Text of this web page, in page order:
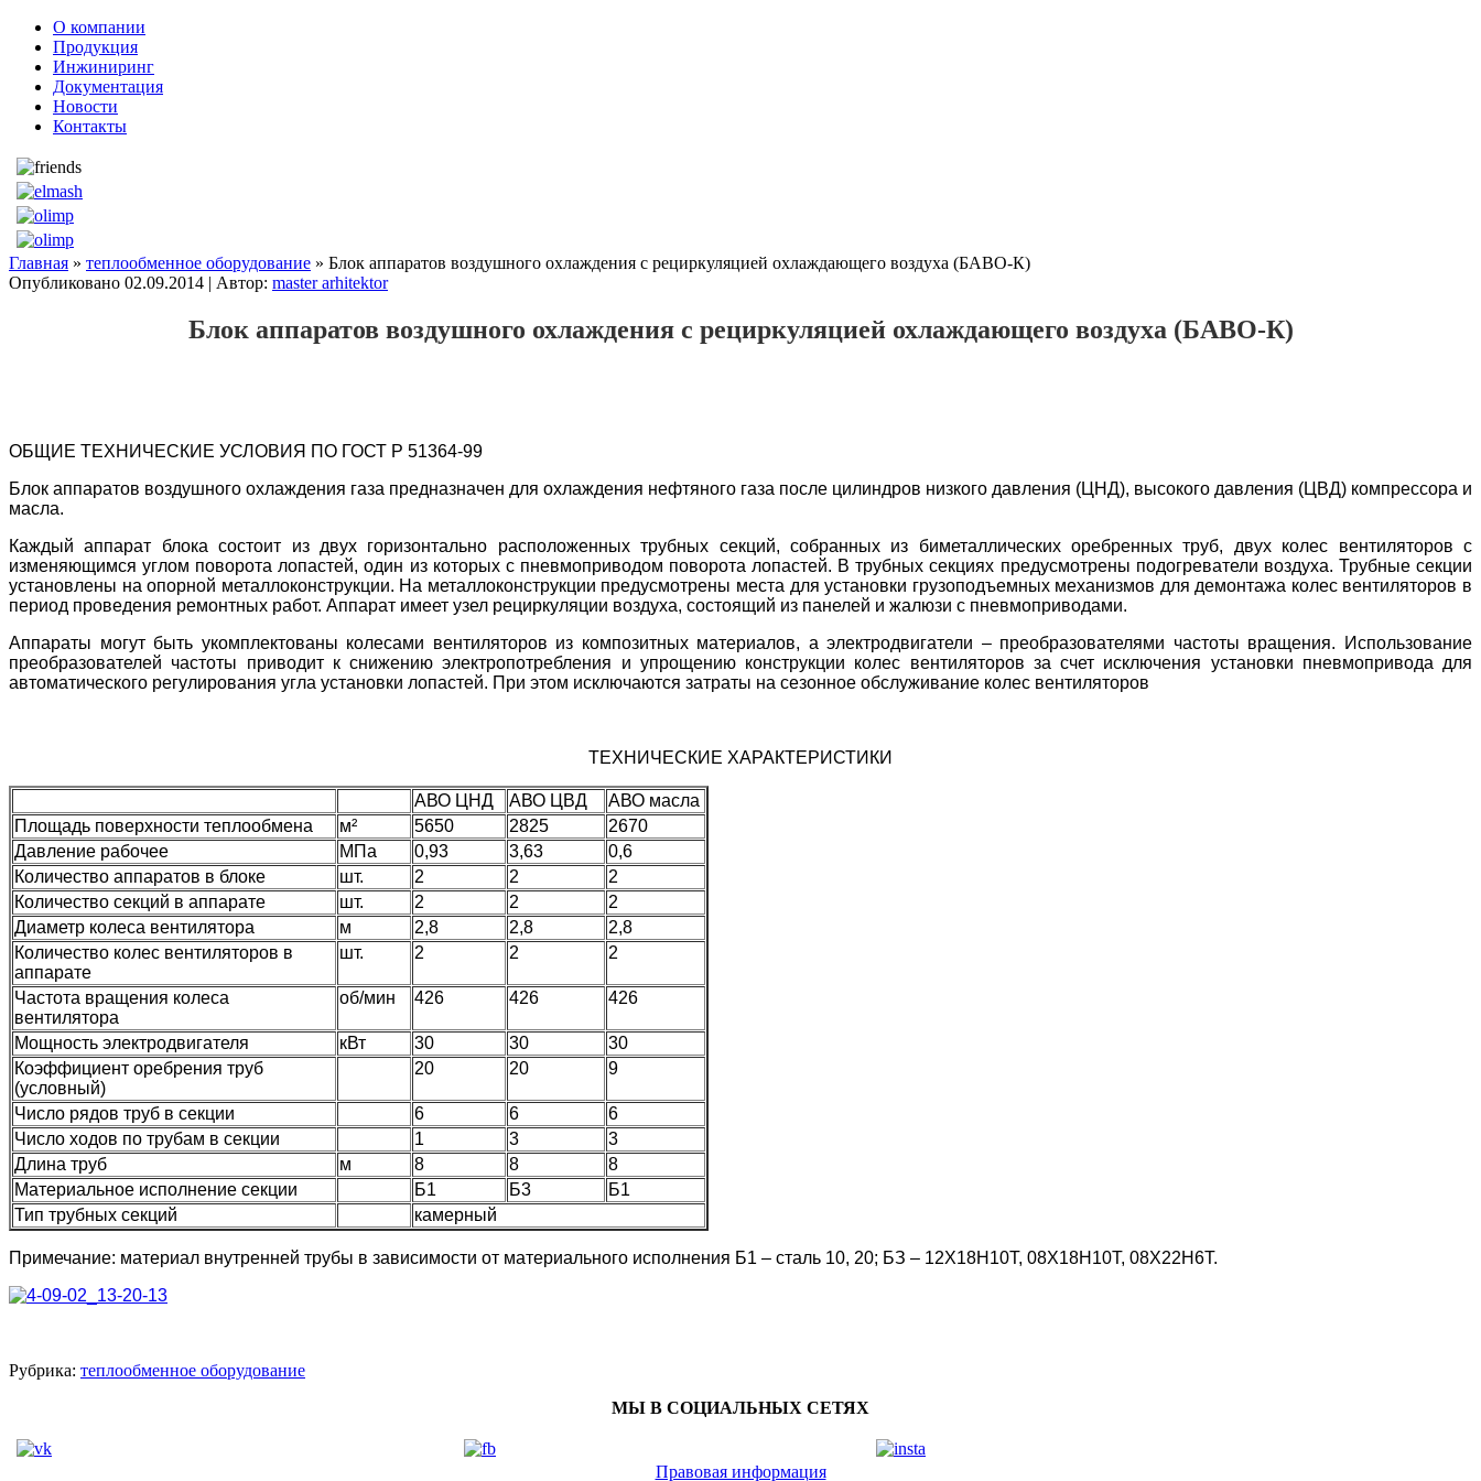
О компании
Продукция
Инжиниринг
Документация
Новости
Контакты
Главная » теплообменное оборудование » Блок аппаратов воздушного охлаждения с рециркуляцией охлаждающего воздуха (БАВО-К)
Опубликовано 02.09.2014 | Автор: master arhitektor
Блок аппаратов воздушного охлаждения с рециркуляцией охлаждающего воздуха (БАВО-К)
ОБЩИЕ ТЕХНИЧЕСКИЕ УСЛОВИЯ ПО ГОСТ Р 51364-99
Блок аппаратов воздушного охлаждения газа предназначен для охлаждения нефтяного газа после цилиндров низкого давления (ЦНД), высокого давления (ЦВД) компрессора и
масла.
Каждый аппарат блока состоит из двух горизонтально расположенных трубных секций, собранных из биметаллических оребренных труб, двух колес вентиляторов с
изменяющимся углом поворота лопастей, один из которых с пневмоприводом поворота лопастей. В трубных секциях предусмотрены подогреватели воздуха. Трубные секции
установлены на опорной металлоконструкции. На металлоконструкции предусмотрены места для установки грузоподъемных механизмов для демонтажа колес вентиляторов в
период проведения ремонтных работ. Аппарат имеет узел рециркуляции воздуха, состоящий из панелей и жалюзи с пневмоприводами.
Аппараты могут быть укомплектованы колесами вентиляторов из композитных материалов, а электродвигатели – преобразователями частоты вращения. Использование
преобразователей частоты приводит к снижению электропотребления и упрощению конструкции колес вентиляторов за счет исключения установки пневмопривода для
автоматического регулирования угла установки лопастей. При этом исключаются затраты на сезонное обслуживание колес вентиляторов
ТЕХНИЧЕСКИЕ ХАРАКТЕРИСТИКИ
АВО ЦНД АВО ЦВД
АВО масла
Площадь поверхности теплообмена
м² 5650 2825
2670
Давление рабочее
МПа 0,93 3,63
0,6
Количество аппаратов в блоке
шт. 2 2
2
Количество секций в аппарате
шт. 2 2
2
Диаметр колеса вентилятора
м 2,8 2,8
2,8
Количество колес вентиляторов в
аппарате
шт. 2 2 2
Частота вращения колеса
вентилятора
об/мин 426 426 426
Мощность электродвигателя кВт 30 30
30
Коэффициент оребрения труб
(условный)
20 20 9
Число рядов труб в секции 6 6
6
Число ходов по трубам в секции
1 3
3
Длина труб
м 8 8
8
Материальное исполнение секции
Б1 Б3
Б1
Тип трубных секций
камерный
Примечание: материал внутренней трубы в зависимости от материального исполнения Б1 – сталь 10, 20; БЗ – 12Х18Н10Т, 08Х18Н10Т, 08Х22Н6Т.
Рубрика: теплообменное оборудование
МЫ В СОЦИАЛЬНЫХ СЕТЯХ
Правовая информация